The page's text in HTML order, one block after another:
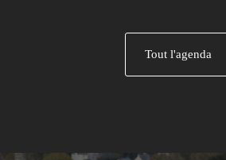
Tout l'agenda